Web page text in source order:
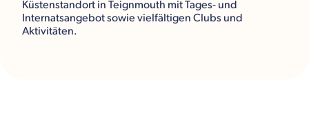
Küstenstandort in Teignmouth mit Tages- und
Internatsangebot sowie vielfältigen Clubs und
Aktivitäten.